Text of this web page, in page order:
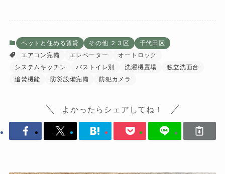
ペットと住める賃貸 その他 ２３区
千代田区
エアコン完備
エレベーター
オートロック
システムキッチン
バストイレ別 洗濯機置場
独立洗面台
追焚機能
防災設備完備 防犯カメラ
よかったらシェアしてね！